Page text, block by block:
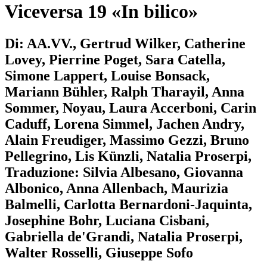
Viceversa 19 «In bilico»
Di: AA.VV., Gertrud Wilker, Catherine
Lovey, Pierrine Poget, Sara Catella,
Simone Lappert, Louise Bonsack,
Mariann Bühler, Ralph Tharayil, Anna
Sommer, Noyau, Laura Accerboni, Carin
Caduff, Lorena Simmel, Jachen Andry,
Alain Freudiger, Massimo Gezzi, Bruno
Pellegrino, Lis Künzli, Natalia Proserpi,
Traduzione: Silvia Albesano, Giovanna
Albonico, Anna Allenbach, Maurizia
Balmelli, Carlotta Bernardoni-Jaquinta,
Josephine Bohr, Luciana Cisbani,
Gabriella de'Grandi, Natalia Proserpi,
Walter Rosselli, Giuseppe Sofo